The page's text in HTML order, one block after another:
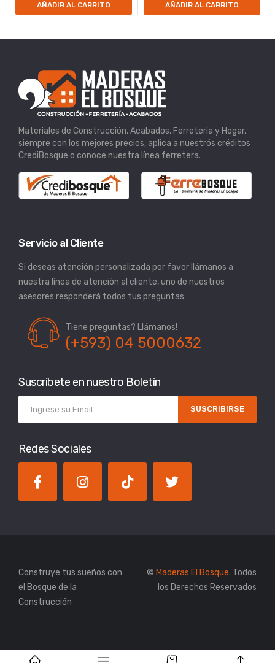
AÑADIR AL CARRITO AÑADIR AL CARRITO
Materiales de Construcción, Acabados, Ferreteria y Hogar,
siempre con los mejores precios, aplica a nuestrós créditos
CrediBosque o conoce nuestra línea ferretera.
Servicio al Cliente
Si deseas atención personalizada por favor llámanos a
nuestra línea de atención al cliente, uno de nuestros
asesores responderá todos tus preguntas
Tiene preguntas? Llámanos!
(+593) 04 5000632
Suscríbete en nuestro Boletín
SUSCRIBIRSE
Redes Sociales
Construye tus sueños con
el Bosque de la
Construcción
© Maderas El Bosque. Todos
los Derechos Reservados